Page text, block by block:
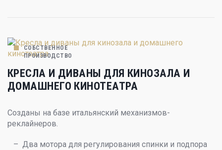
СОБСТВЕННОЕ
ПРОИЗВОДСТВО
КРЕСЛА И ДИВАНЫ ДЛЯ КИНОЗАЛА И
ДОМАШНЕГО КИНОТЕАТРА
Созданы на базе итальянский механизмов-
реклайнеров.
Два мотора для регулирования спинки и подпора